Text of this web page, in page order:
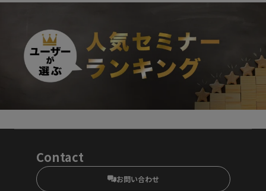
Contact
お問い合わせ